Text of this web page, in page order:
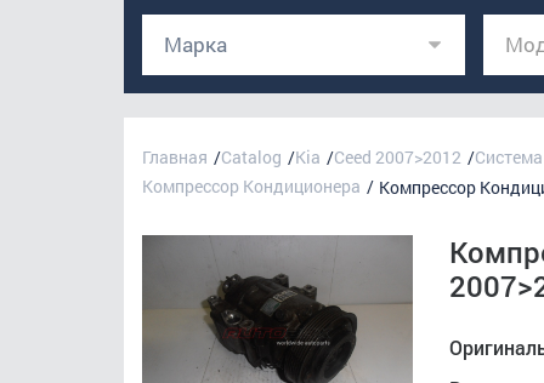
Марка
Главная Catalog Kia Ceed 2007>2012
Компрессор Кондиционера
Компрессор